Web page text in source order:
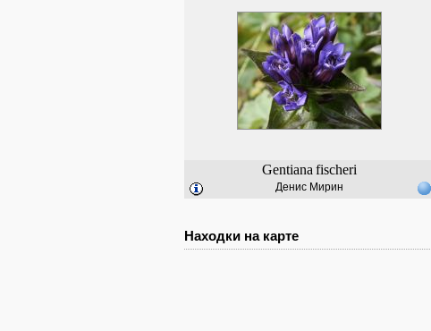
Gentiana fischeri
Денис Мирин
Находки на карте